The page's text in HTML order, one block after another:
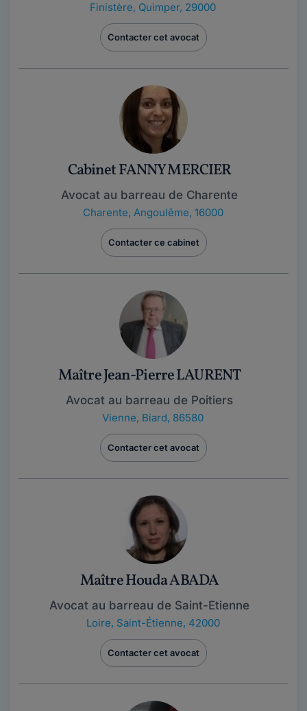
Finistère, Quimper, 29000
Contacter cet avocat
Cabinet FANNY MERCIER
Avocat au barreau de Charente
Charente, Angoulême, 16000
Contacter ce cabinet
Maître Jean-Pierre LAURENT
Avocat au barreau de Poitiers
Vienne, Biard, 86580
Contacter cet avocat
Maître Houda ABADA
Avocat au barreau de Saint-Etienne
Loire, Saint-Étienne, 42000
Contacter cet avocat